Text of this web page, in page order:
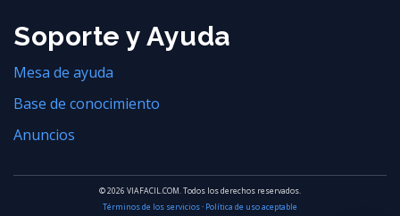
Soporte y Ayuda
Mesa de ayuda
Base de conocimiento
Anuncios
© 2026 VIAFACIL.COM. Todos los derechos reservados.
Términos de los servicios· Política de uso aceptable